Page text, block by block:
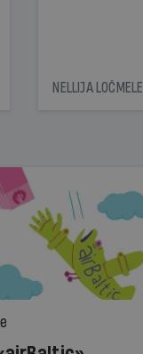
NELLIJA LOČMELE